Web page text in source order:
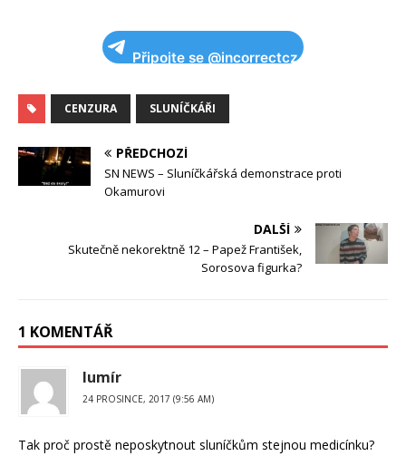
Připojte se @incorrectcz
CENZURA SLUNÍČKÁŘI
PŘEDCHOZÍ
SN NEWS – Sluníčkářská demonstrace proti
Okamurovi
DALŠÍ
Skutečně nekorektně 12 – Papež František,
Sorosova figurka?
1 KOMENTÁŘ
lumír
24 PROSINCE, 2017 (9:56 AM)
Tak proč prostě neposkytnout sluníčkům stejnou medicínku?